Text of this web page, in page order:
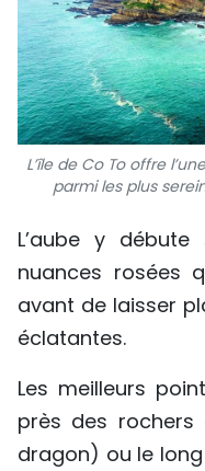
L’île de Co To offre
parmi les plus
L’aube y
nuances rosées
avant de laisser
éclatantes.
Les meilleurs
près des
dragon) ou le